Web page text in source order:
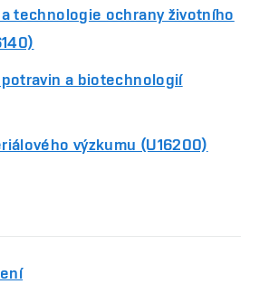
technologie ochrany životního
a biotechnologií
výzkumu (U16200)